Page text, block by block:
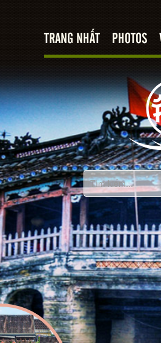
TRANG NHẤT PHOTOS